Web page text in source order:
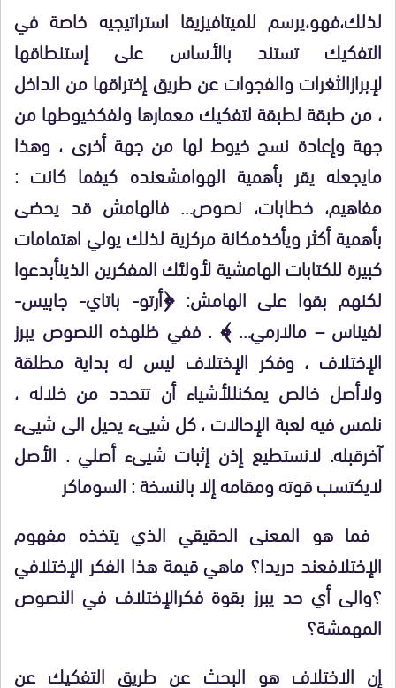
لذلك،فهو،يرسم للميتافيزيقا استراتيجيه خاصة في
التفكيك تستند بالأساس على إستنطاقها
لإبرازالثغرات والفجوات عن طريق إختراقها من الداخل
، من طبقة لطبقة لتفكيك معمارها ولفكخيوطها من
جهة وإعادة نسج خيوط لها من جهة أخرى ، وهذا
مايجعله يقر بأهمية الهوامشعنده كيفما كانت :
مفاهيم، خطابات، نصوص… فالهامش قد يحضى
بأهمية أكثر ويأخذمكانة مركزية لذلك يولي اهتمامات
كبيرةللكتابات الهامشية لأولئك المفكرين الذينأبدعوا
لكنهم بقوا على الهامش: ﴿أرتو- باتاي- جابيس-
لفيناس – مالارمي… ﴾ . ففي ظلهذه النصوص يبرز
الإختلاف ، وفكر الإختلاف ليس له بداية مطلقة
ولاأصل خالص يمكنللأشياء أن تتحدد من خلاله ،
نلمس فيه لعبة الإحالات ، كل شيىء يحيل الى شيىء
آخرقبله. لانستطيع إذن إثبات شيىء أصلي . الأصل
لايكتسب قوته ومقامه إلا بالنسخة:السوماكر
فما هو المعنى الحقيقي الذي يتخذه مفهوم
الإختلافعند دريدا؟ ماهي قيمة هذا الفكر الإختلافي
؟والى أي حد يبرز بقوة فكرالإختلاف في النصوص
المهمشة؟
إن الاختلاف هو البحث عن طريق التفكيك عن